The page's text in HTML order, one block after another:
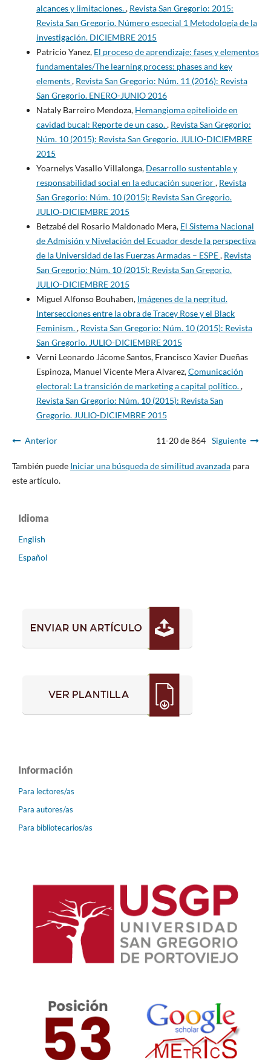
alcances y limitaciones., Revista San Gregorio: 2015:
Revista San Gregorio. Número especial 1 Metodología de la
investigación. DICIEMBRE 2015
Patricio Yanez, El proceso de aprendizaje: fases y elementos
fundamentales/The learning process: phases and key
elements, Revista San Gregorio: Núm. 11 (2016): Revista
San Gregorio. ENERO-JUNIO 2016
Nataly Barreiro Mendoza, Hemangioma epitelioide en
cavidad bucal: Reporte de un caso., Revista San Gregorio:
Núm. 10 (2015): Revista San Gregorio. JULIO-DICIEMBRE
2015
Yoarnelys Vasallo Villalonga, Desarrollo sustentable y
responsabilidad social en la educación superior, Revista
San Gregorio: Núm. 10 (2015): Revista San Gregorio.
JULIO-DICIEMBRE 2015
Betzabé del Rosario Maldonado Mera, El Sistema Nacional
de Admisión y Nivelación del Ecuador desde la perspectiva
de la Universidad de las Fuerzas Armadas – ESPE, Revista
San Gregorio: Núm. 10 (2015): Revista San Gregorio.
JULIO-DICIEMBRE 2015
Miguel Alfonso Bouhaben, Imágenes de la negritud.
Intersecciones entre la obra de Tracey Rose y el Black
Feminism., Revista San Gregorio: Núm. 10 (2015): Revista
San Gregorio. JULIO-DICIEMBRE 2015
Verni Leonardo Jácome Santos, Francisco Xavier Dueñas
Espinoza, Manuel Vicente Mera Alvarez,Comunicación
electoral: La transición de marketing a capital político.,
Revista San Gregorio: Núm. 10 (2015): Revista San
Gregorio. JULIO-DICIEMBRE 2015
Anterior 11-20 de 864 Siguiente
También puede Iniciar una búsqueda de similitud avanzadapara
este artículo.
Idioma
English
Español
Información
Para lectores/as
Para autores/as
Para bibliotecarios/as